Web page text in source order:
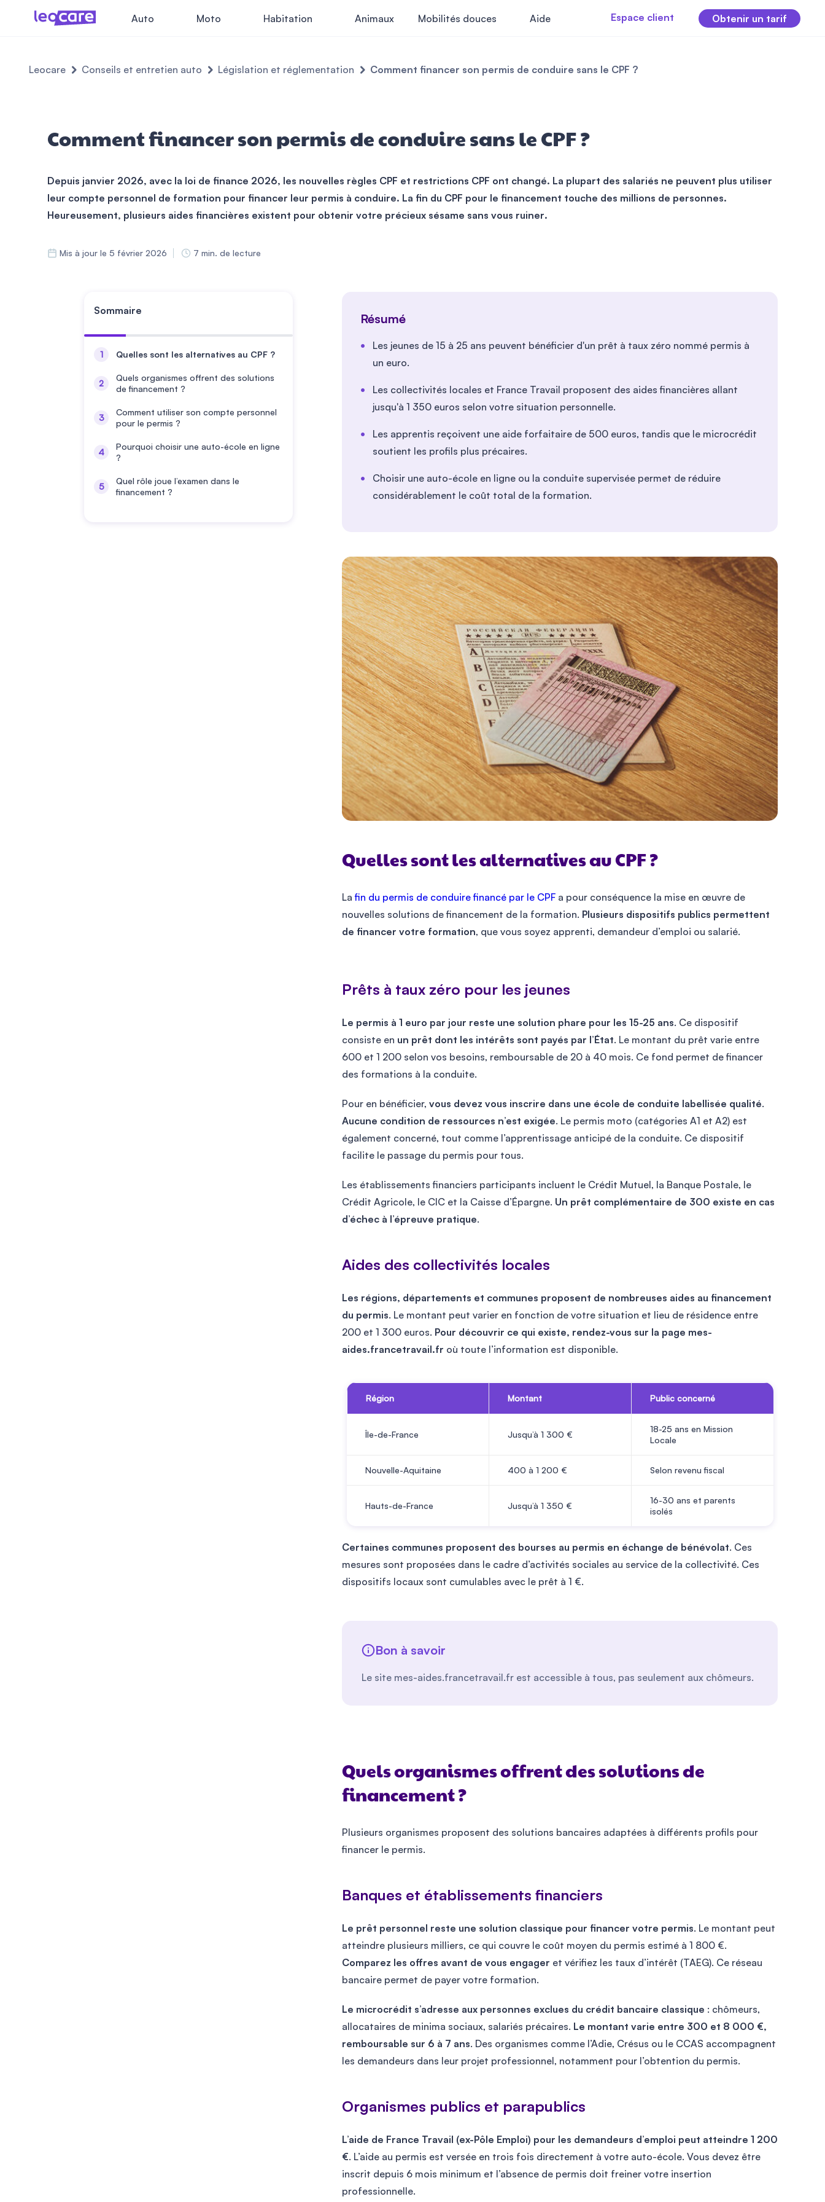
Auto Moto Habitation Animaux Mobilités douces Aide Espace client Obtenir un tarif
Leocare Conseils et entretien auto Législation et réglementation Comment financer son permis de conduire sans le CPF ?
Comment financer son permis de conduire sans le CPF ?
Depuis janvier 2026, avec la loi de finance 2026, les nouvelles règles CPF et restrictions CPF ont changé. La plupart des salariés ne peuvent plus utiliser
leur compte personnel de formation pour financer leur permis à conduire. La fin du CPF pour le financement touche des millions de personnes.
Heureusement, plusieurs aides financières existent pour obtenir votre précieux sésame sans vous ruiner.
Mis à jour le 5 février 2026 7 min. de lecture
Sommaire
Quelles sont les alternatives au CPF ?
Quels organismes offrent des solutions
de financement ?
Comment utiliser son compte personnel
pour le permis ?
Pourquoi choisir une auto-école en ligne
?
Quel rôle joue l’examen dans le
financement ?
Résumé
Les jeunes de 15 à 25 ans peuvent bénéficier d'un prêt à taux zéro nommé permis à
un euro.
Les collectivités locales et France Travail proposent des aides financières allant
jusqu'à 1 350 euros selon votre situation personnelle.
Les apprentis reçoivent une aide forfaitaire de 500 euros, tandis que le microcrédit
soutient les profils plus précaires.
Choisir une auto-école en ligne ou la conduite supervisée permet de réduire
considérablement le coût total de la formation.
Quelles sont les alternatives au CPF ?
Lafin du permis de conduire financé par le CPF a pour conséquence la mise en œuvre de
nouvelles solutions de financement de la formation. Plusieurs dispositifs publics permettent
de financer votre formation, que vous soyez apprenti, demandeur d’emploi ou salarié.
Prêts à taux zéro pour les jeunes
Le permis à 1 euro par jour reste une solution phare pour les 15-25 ans. Ce dispositif
consiste en un prêt dont les intérêts sont payés par l’État. Le montant du prêt varie entre
600 et 1 200 selon vos besoins, remboursable de 20 à 40 mois. Ce fond permet de financer
des formations à la conduite.
Pour en bénéficier, vous devez vous inscrire dans une école de conduite labellisée qualité.
Aucune condition de ressources n’est exigée. Le permis moto (catégories A1 et A2) est
également concerné, tout comme l’apprentissage anticipé de la conduite. Ce dispositif
facilite le passage du permis pour tous.
Les établissements financiers participants incluent le Crédit Mutuel, la Banque Postale, le
Crédit Agricole, le CIC et la Caisse d’Épargne. Un prêt complémentaire de 300 existe en cas
d’échec à l’épreuve pratique.
Aides des collectivités locales
Les régions, départements et communes proposent de nombreuses aides au financement
du permis. Le montant peut varier en fonction de votre situation et lieu de résidence entre
200 et 1 300 euros. Pour découvrir ce qui existe, rendez-vous sur la page mes-
aides.francetravail.fr où toute l’information est disponible.
Région Montant Public concerné
Île-de-France Jusqu’à 1 300 €
18-25 ans en Mission
Locale
Nouvelle-Aquitaine 400 à 1 200 € Selon revenu fiscal
Hauts-de-France Jusqu’à 1 350 €
16-30 ans et parents
isolés
Certaines communes proposent des bourses au permis en échange de bénévolat. Ces
mesures sont proposées dans le cadre d’activités sociales au service de la collectivité. Ces
dispositifs locaux sont cumulables avec le prêt à 1 €.
Bon à savoir
Le site mes-aides.francetravail.fr est accessible à tous, pas seulement aux chômeurs.
Quels organismes offrent des solutions de
financement ?
Plusieurs organismes proposent des solutions bancaires adaptées à différents profils pour
financer le permis.
Banques et établissements financiers
Le prêt personnel reste une solution classique pour financer votre permis. Le montant peut
atteindre plusieurs milliers, ce qui couvre le coût moyen du permis estimé à 1 800 €.
Comparez les offres avant de vous engager et vérifiez les taux d’intérêt (TAEG). Ce réseau
bancaire permet de payer votre formation.
Le microcrédit s’adresse aux personnes exclues du crédit bancaire classique : chômeurs,
allocataires de minima sociaux, salariés précaires. Le montant varie entre 300 et 8 000 €,
remboursable sur 6 à 7 ans. Des organismes comme l’Adie, Crésus ou le CCAS accompagnent
les demandeurs dans leur projet professionnel, notamment pour l’obtention du permis.
Organismes publics et parapublics
L’aide de France Travail (ex-Pôle Emploi) pour les demandeurs d’emploi peut atteindre 1 200
€. L’aide au permis est versée en trois fois directement à votre auto-école. Vous devez être
inscrit depuis 6 mois minimum et l’absence de permis doit freiner votre insertion
professionnelle.